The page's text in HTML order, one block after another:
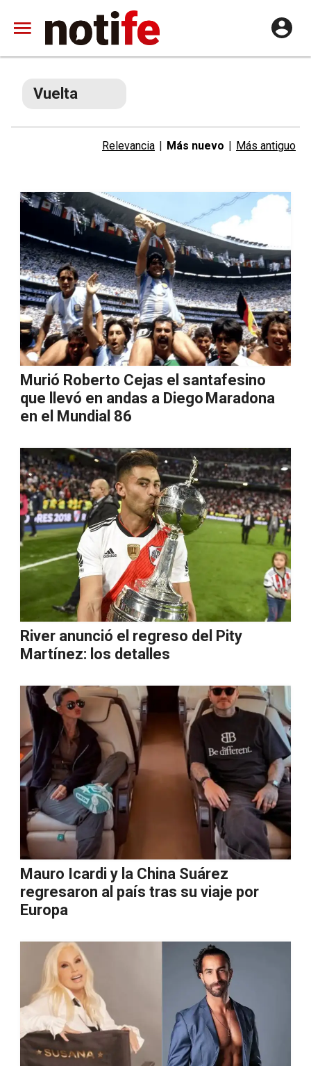
Vuelta
Relevancia | Más nuevo | Más antiguo
Murió Roberto Cejas el santafesino
que llevó en andas a Diego Maradona
en el Mundial 86
River anunció el regreso del Pity
Martínez: los detalles
Mauro Icardi y la China Suárez
regresaron al país tras su viaje por
Europa